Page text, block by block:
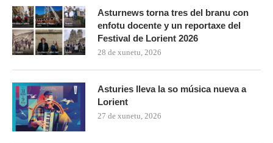
Asturnews torna tres del branu con
enfotu docente y un reportaxe del
Festival de Lorient 2026
28 de xunetu, 2026
Asturies lleva la so música nueva a
Lorient
27 de xunetu, 2026